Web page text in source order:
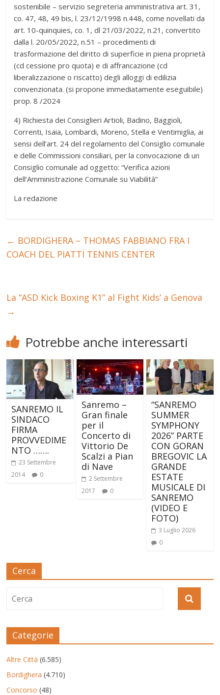
sostenibile – servizio segreteria amministrativa art. 31,
co. 47, 48, 49 bis, l. 23/12/1998 n.448, come novellati da
art. 10-quinquies, co. 1, dl 21/03/2022, n.21, convertito
dalla l. 20/05/2022, n.51 – procedimenti di
trasformazione del diritto di superficie in piena proprietà
(cd cessione pro quota) e di affrancazione (cd
liberalizzazione o riscatto) degli alloggi di edilizia
convenzionata. (si propone immediatamente eseguibile)
prop. 8 /2024
4) Richiesta dei Consiglieri Artioli, Badino, Baggioli,
Correnti, Isaia, Lombardi, Moreno, Stella e Ventimiglia, ai
sensi dell’art. 24 del regolamento del Consiglio comunale
e delle Commissioni consiliari, per la convocazione di un
Consiglio comunale ad oggetto: “Verifica azioni
dell’Amministrazione Comunale su Viabilità”
La redazione
← BORDIGHERA – THOMAS FABBIANO FRA I
COACH DEL PIATTI TENNIS CENTER
La “ASD Kick Boxing K1” al Fight Kids’ a Genova
→
Potrebbe anche interessarti
SANREMO IL
SINDACO
FIRMA
PROVVEDIME
NTO …….
23 Settembre
2014
0
Sanremo –
Gran finale
per il
Concerto di
Vittorio De
Scalzi a Pian
di Nave
2 Settembre
2017
0
“SANREMO
SUMMER
SYMPHONY
2026” PARTE
CON GORAN
BREGOVIC LA
GRANDE
ESTATE
MUSICALE DI
SANREMO
(VIDEO E
FOTO)
3 Luglio 2026
0
Cerca
Categorie
Altre Città (6.585)
Bordighera (4.710)
Concorso (48)